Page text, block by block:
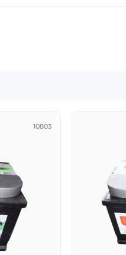
10803